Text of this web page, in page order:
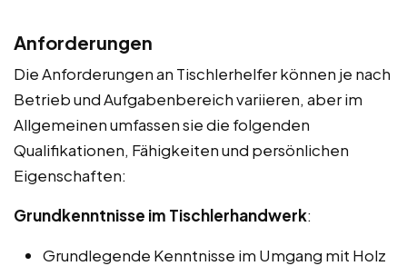
Anforderungen
Die Anforderungen an Tischlerhelfer können je nach
Betrieb und Aufgabenbereich variieren, aber im
Allgemeinen umfassen sie die folgenden
Qualifikationen, Fähigkeiten und persönlichen
Eigenschaften:
Grundkenntnisse im Tischlerhandwerk:
Grundlegende Kenntnisse im Umgang mit Holz